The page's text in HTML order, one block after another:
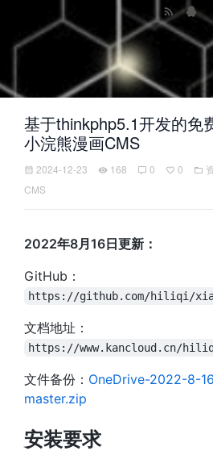
基于thinkphp5.1开发的免
小浣熊漫画CMS
2024-12-23 168 0 0
CMS
2022年8月16日更新：
GitHub：
https://github.com/hiliqi/
文档地址：
https://www.kancloud.cn/
文件备份： OneDrive-2022-8-
master.zip
安装要求